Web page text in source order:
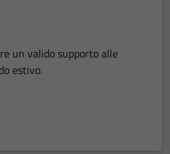
un valido supporto alle
estivo.